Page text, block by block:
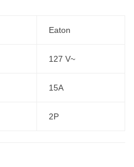
Eaton
127 V~
15A
2P